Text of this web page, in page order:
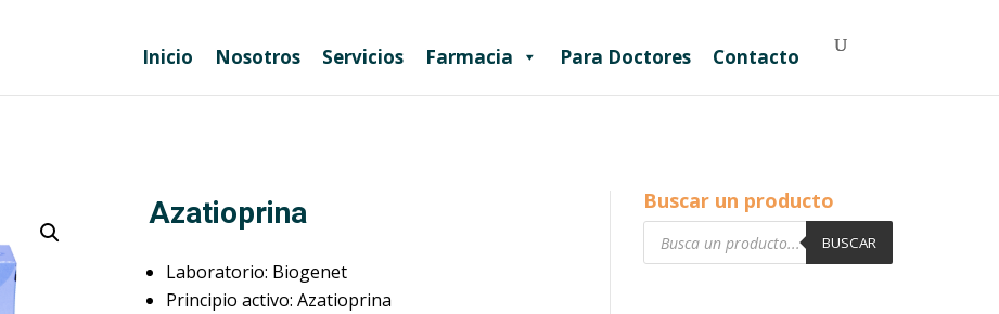
Inicio Nosotros Servicios Farmacia Para Doctores Contacto
Azatioprina
Laboratorio: Biogenet
Principio activo: Azatioprina
Buscar un producto
Búsqueda
BUSCAR